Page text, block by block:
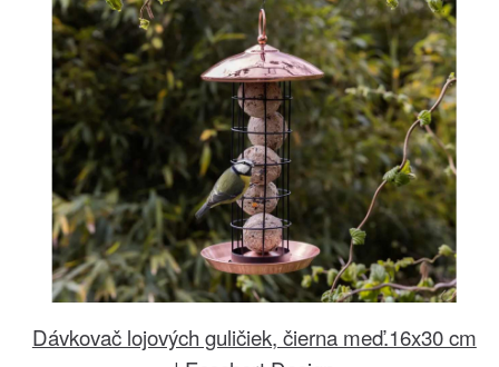
Dávkovač lojových guličiek, čierna meď.16x30 cm